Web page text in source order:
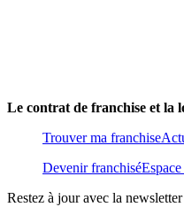
Le contrat de franchise et la
Trouver ma franchise
Devenir franchisé
Restez à jour avec la newsletter